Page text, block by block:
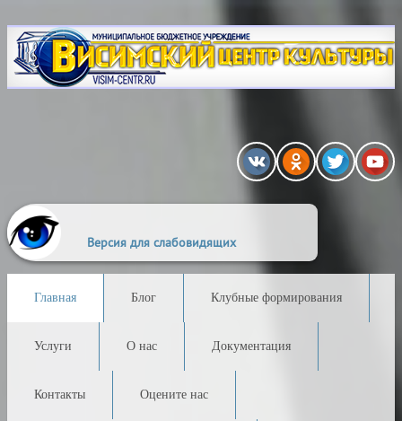
Версия для слабовидящих
Главная Блог Клубные формирования
Услуги О нас Документация
Контакты Оцените нас